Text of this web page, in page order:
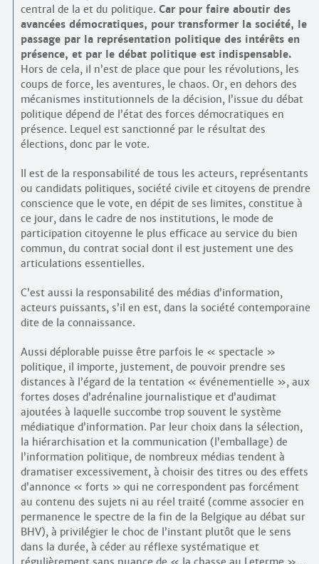
central de la et du politique. Car pour faire aboutir des
avancées démocratiques, pour transformer la société, le
passage par la représentation politique des intérêts en
présence, et par le débat politique est indispensable.
Hors de cela, il n’est de place que pour les révolutions, les
coups de force, les aventures, le chaos. Or, en dehors des
mécanismes institutionnels de la décision, l’issue du débat
politique dépend de l’état des forces démocratiques en
présence. Lequel est sanctionné par le résultat des
élections, donc par le vote.
Il est de la responsabilité de tous les acteurs, représentants
ou candidats politiques, société civile et citoyens de prendre
conscience que le vote, en dépit de ses limites, constitue à
ce jour, dans le cadre de nos institutions, le mode de
participation citoyenne le plus efficace au service du bien
commun, du contrat social dont il est justement une des
articulations essentielles.
C’est aussi la responsabilité des médias d’information,
acteurs puissants, s’il en est, dans la société contemporaine
dite de la connaissance.
Aussi déplorable puisse être parfois le « spectacle »
politique, il importe, justement, de pouvoir prendre ses
distances à l’égard de la tentation « événementielle », aux
fortes doses d’adrénaline journalistique et d’audimat
ajoutées à laquelle succombe trop souvent le système
médiatique d’information. Par leur choix dans la sélection,
la hiérarchisation et la communication (l’emballage) de
l’information politique, de nombreux médias tendent à
dramatiser excessivement, à choisir des titres ou des effets
d’annonce « forts » qui ne correspondent pas forcément
au contenu des sujets ni au réel traité (comme associer en
permanence le spectre de la fin de la Belgique au débat sur
BHV), à privilégier le choc de l’instant plutôt que le sens
dans la durée, à céder au réflexe systématique et